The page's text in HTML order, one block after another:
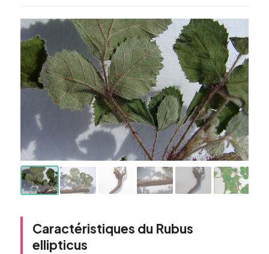
Caractéristiques du Rubus
ellipticus